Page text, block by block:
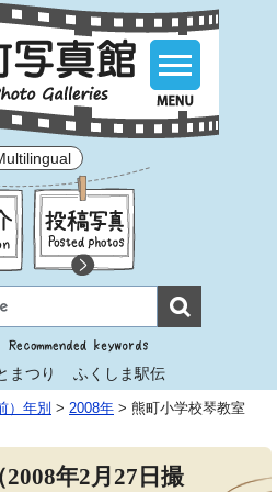
まつり ふくしま駅伝
）年別 > 2008年 > 熊町小学校琴教室
年2月27日撮